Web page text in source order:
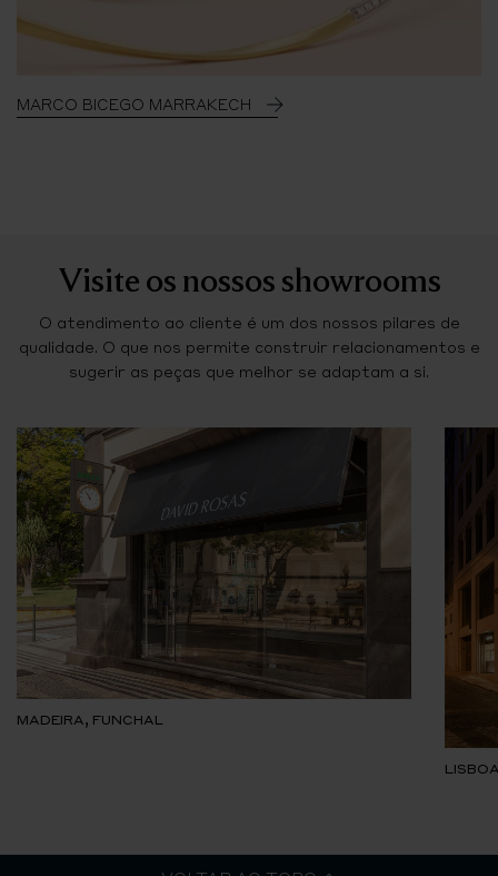
MARCO BICEGO MARRAKECH
Visite os nossos showrooms
O atendimento ao cliente é um dos nossos pilares de
qualidade. O que nos permite construir relacionamentos e
sugerir as peças que melhor se adaptam a si.
MADEIRA, FUNCHAL